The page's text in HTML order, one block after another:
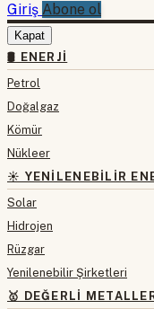
Giriş Abone ol
Kapat
🛢 ENERJI
Petrol
Doğalgaz
Kömür
Nükleer
☀️ YENILENEBILIR
Solar
Hidrojen
Rüzgar
Yenilenebilir Şirketleri
🥇 DEĞERLI